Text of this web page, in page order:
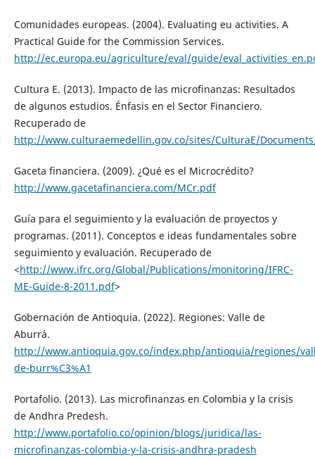
Comunidades europeas. (2004). Evaluating eu activities. A
Practical Guide for the Commission Services.
http://ec.europa.eu/agriculture/eval/guide/
Cultura E. (2013). Impacto de las microfinanzas: Resultados
de algunos estudios. Énfasis en el Sector Financiero.
Recuperado de
http://www.culturaemedellin.gov.co/sites/CulturaE/
Gaceta financiera. (2009). ¿Qué es el Microcrédito?
http://www.gacetafinanciera.com/MCr.pdf
Guía para el seguimiento y la evaluación de proyectos y
programas. (2011). Conceptos e ideas fundamentales sobre
seguimiento y evaluación. Recuperado de
<http://www.ifrc.org/Global/Publications/monitoring/IFRC-
ME-Guide-8-2011.pdf>
Gobernación de Antioquia. (2022). Regiones: Valle de
Aburrá.
http://www.antioquia.gov.co/index.php/antioquia/regiones/
de-burr%C3%A1
Portafolio. (2013). Las microfinanzas en Colombia y la crisis
de Andhra Predesh.
http://www.portafolio.co/opinion/blogs/juridica/las-
microfinanzas-colombia-y-la-crisis-andhra-pradesh